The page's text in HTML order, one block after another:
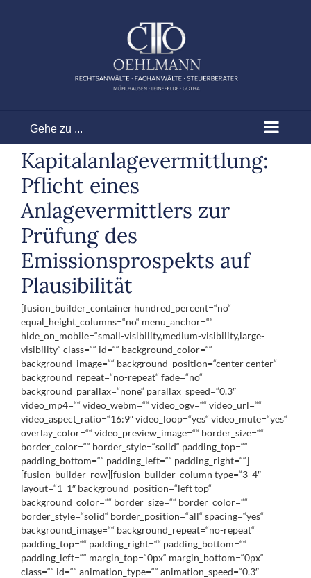
Gehe zu ...
Kapitalanlagevermittlung:
Pflicht eines
Anlagevermittlers zur
Prüfung des
Emissionsprospekts auf
Plausibilität
[fusion_builder_container hundred_percent=“no“
equal_height_columns=“no“ menu_anchor=““
hide_on_mobile=“small-visibility,medium-visibility,large-
visibility“ class=““ id=““ background_color=““
background_image=““ background_position=“center center“
background_repeat=“no-repeat“ fade=“no“
background_parallax=“none“ parallax_speed=“0.3″
video_mp4=““ video_webm=““ video_ogv=““ video_url=““
video_aspect_ratio=“16:9″ video_loop=“yes“ video_mute=“yes“
overlay_color=““ video_preview_image=““ border_size=““
border_color=““ border_style=“solid“ padding_top=““
padding_bottom=““ padding_left=““ padding_right=““]
[fusion_builder_row][fusion_builder_column type=“3_4″
layout=“1_1″ background_position=“left top“
background_color=““ border_size=““ border_color=““
border_style=“solid“ border_position=“all“ spacing=“yes“
background_image=““ background_repeat=“no-repeat“
padding_top=““ padding_right=““ padding_bottom=““
padding_left=““ margin_top=“0px“ margin_bottom=“0px“
class=““ id=““ animation_type=““ animation_speed=“0.3″